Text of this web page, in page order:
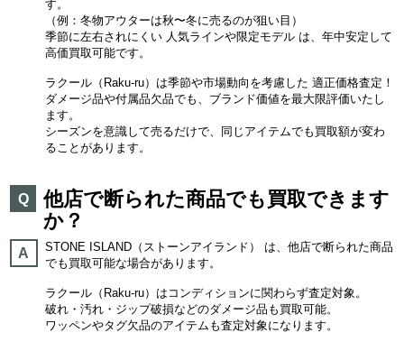
す。
（例：冬物アウターは秋〜冬に売るのが狙い目）
季節に左右されにくい 人気ラインや限定モデル は、年中安定して
高価買取可能です。
ラクール（Raku-ru）は季節や市場動向を考慮した 適正価格査定！
ダメージ品や付属品欠品でも、ブランド価値を最大限評価いたし
ます。
シーズンを意識して売るだけで、同じアイテムでも買取額が変わ
ることがあります。
Q
他店で断られた商品でも買取できます
か？
A
STONE ISLAND（ストーンアイランド） は、他店で断られた商品
でも買取可能な場合があります。
ラクール（Raku-ru）はコンディションに関わらず査定対象。
破れ・汚れ・ジップ破損などのダメージ品も買取可能。
ワッペンやタグ欠品のアイテムも査定対象になります。